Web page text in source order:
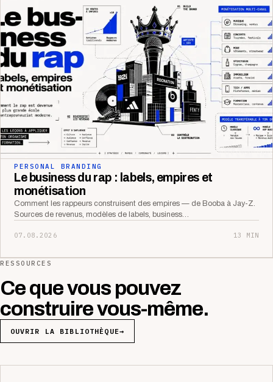
PERSONAL BRANDING
Le business du rap : labels, empires et
monétisation
Comment les rappeurs construisent des empires — de Booba à Jay-Z.
Sources de revenus, modèles de labels, business…
07.08.2026 13 MIN
RESSOURCES
Ce que vous pouvez
construire vous-même.
OUVRIR LA BIBLIOTHÈQUE→